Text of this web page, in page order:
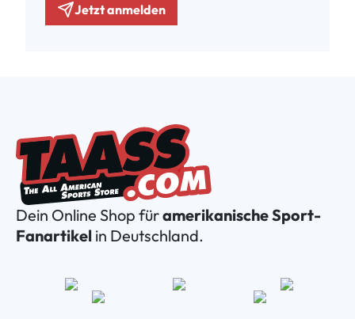
Jetzt anmelden
Dein Online Shop füramerikanische Sport-
Fanartikel in Deutschland.